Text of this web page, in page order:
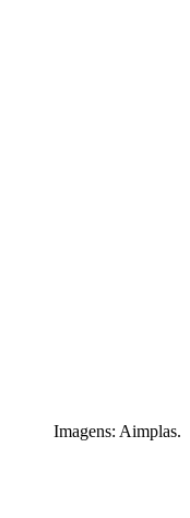
Imagens: Aimplas.